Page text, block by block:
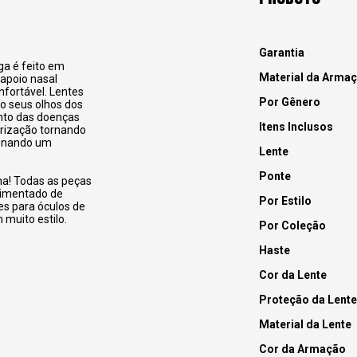
é feito em
nasal
Lentes
seus olhos dos
das doenças
tornando
um
Todas as peças
de
para óculos de
muito estilo.
Garantia
Material da
Por Gênero
Itens Inclusos
Lente
Ponte
Por Estilo
Por Coleção
Haste
Cor da Lente
Proteção da Lente
Material da Lente
Cor da Armação